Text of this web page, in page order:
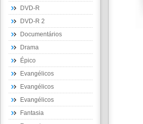
DVD-R
DVD-R 2
Documentários
Drama
Épico
Evangélicos
Evangélicos
Evangélicos
Fantasia